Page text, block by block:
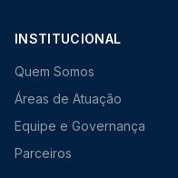
INSTITUCIONAL
Quem Somos
Áreas de Atuação
Equipe e Governança
Parceiros